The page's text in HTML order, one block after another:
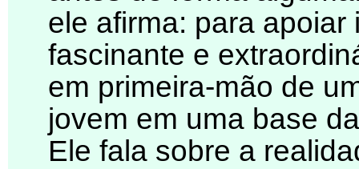
ele afirma: para
fascinante e
em primeira-mão de
jovem em uma base
Ele fala sobre a